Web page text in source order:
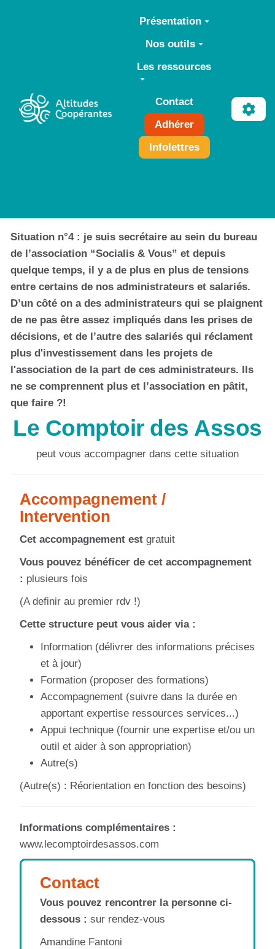
Aller au contenu principal
Présentation
Nos outils
Les ressources
Contact
Adhérer
Infolettres
Situation n°4 : je suis secrétaire au sein du bureau
de l’association “Socialis & Vous” et depuis
quelque temps, il y a de plus en plus de tensions
entre certains de nos administrateurs et salariés.
D’un côté on a des administrateurs qui se plaignent
de ne pas être assez impliqués dans les prises de
décisions, et de l’autre des salariés qui réclament
plus d'investissement dans les projets de
l'association de la part de ces administrateurs. Ils
ne se comprennent plus et l’association en pâtit,
que faire ?!
Le Comptoir des Assos
peut vous accompagner dans cette situation
Accompagnement /
Intervention
Cet accompagnement est gratuit
Vous pouvez bénéficer de cet accompagnement
: plusieurs fois
(A definir au premier rdv !)
Cette structure peut vous aider via :
Information (délivrer des informations précises
et à jour)
Formation (proposer des formations)
Accompagnement (suivre dans la durée en
apportant expertise ressources services...)
Appui technique (fournir une expertise et/ou un
outil et aider à son appropriation)
Autre(s)
(Autre(s) : Réorientation en fonction des besoins)
Informations complémentaires :
www.lecomptoirdesassos.com
Contact
Vous pouvez rencontrer la personne ci-
dessous : sur rendez-vous
Amandine Fantoni